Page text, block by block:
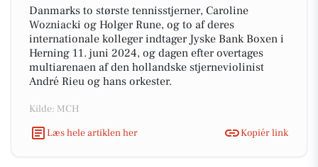
Danmarks to største tennisstjerner, Caroline
Wozniacki og Holger Rune, og to af deres
internationale kolleger indtager Jyske Bank Boxen i
Herning 11. juni 2024, og dagen efter overtages
multiarenaen af den hollandske stjerneviolinist
André Rieu og hans orkester.
Kilde: MCH
Læs hele artiklen her
Kopiér link